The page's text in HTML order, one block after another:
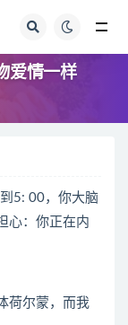
爱情一样
5: 00，你大脑
心：你正在内
荷尔蒙，而我